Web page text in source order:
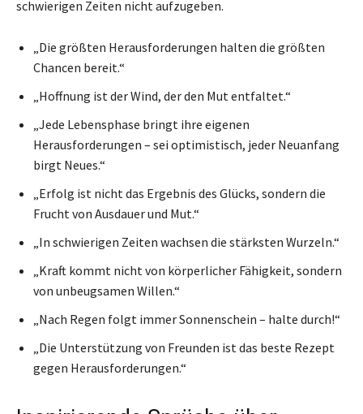
schwierigen Zeiten nicht aufzugeben.
„Die größten Herausforderungen halten die größten
Chancen bereit.“
„Hoffnung ist der Wind, der den Mut entfaltet.“
„Jede Lebensphase bringt ihre eigenen
Herausforderungen – sei optimistisch, jeder Neuanfang
birgt Neues.“
„Erfolg ist nicht das Ergebnis des Glücks, sondern die
Frucht von Ausdauer und Mut.“
„In schwierigen Zeiten wachsen die stärksten Wurzeln.“
„Kraft kommt nicht von körperlicher Fähigkeit, sondern
von unbeugsamen Willen.“
„Nach Regen folgt immer Sonnenschein – halte durch!“
„Die Unterstützung von Freunden ist das beste Rezept
gegen Herausforderungen.“